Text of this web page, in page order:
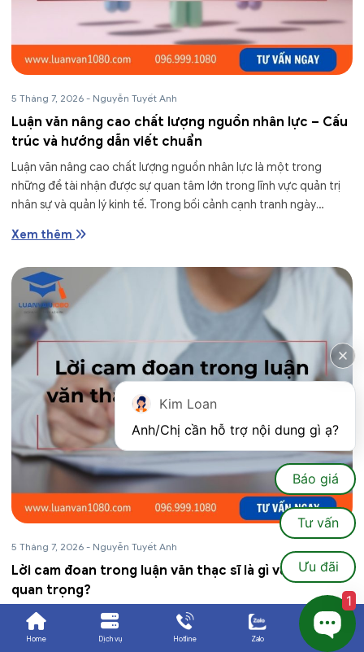
5 Tháng 7, 2026 - Nguyễn Tuyết Anh
Luận văn nâng cao chất lượng nguồn nhân lực – Cấu
trúc và hướng dẫn viết chuẩn
Luận văn nâng cao chất lượng nguồn nhân lực là một trong
những đề tài nhận được sự quan tâm lớn trong lĩnh vực quản trị
nhân sự và quản lý kinh tế. Trong bối cảnh cạnh tranh ngày
Xem thêm
5 Tháng 7, 2026 - Nguyễn Tuyết Anh
Lời cam đoan trong luận văn thạc sĩ là gì và tại sao
quan trọng?
Bên cạnh lời cảm ơn, lời cam đoan cũng là một nội dung quan
trọng không thể thiếu trong mỗi bài luận văn. Một lời cam đoan
Home Dịch vụ Hotline Zalo Ưu đãi
Kim Loan
Anh/Chị cần hỗ trợ nội dung gì ạ?
Báo giá
Tư vấn
Ưu đãi
1